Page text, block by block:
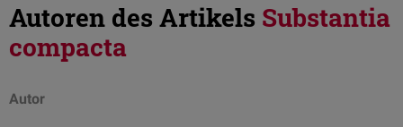
Autoren des Artikels Substantia
compacta
Autor